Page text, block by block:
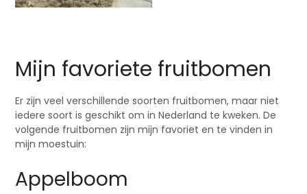
Mijn favoriete fruitbomen
Er zijn veel verschillende soorten fruitbomen, maar niet
iedere soort is geschikt om in Nederland te kweken. De
volgende fruitbomen zijn mijn favoriet en te vinden in
mijn moestuin:
Appelboom